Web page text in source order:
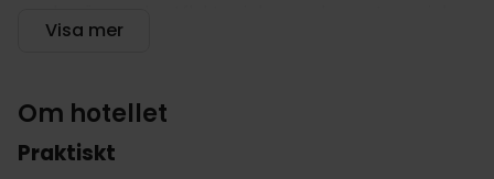
härliga omgivningarna eller besök den vackra
Om hotellet
Saline 1822 öppnade så sent som september 2020
Visa mer
Om hotellet
Praktiskt